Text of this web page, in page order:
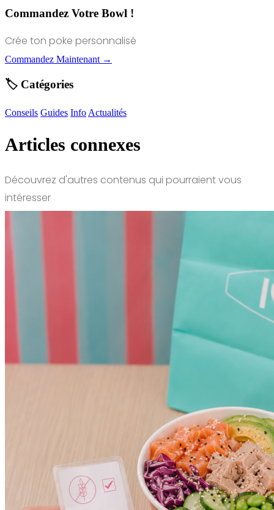
Commandez Votre Bowl !
Crée ton poke personnalisé
Commandez Maintenant →
🏷️ Catégories
Conseils Guides Info Actualités
Articles connexes
Découvrez d'autres contenus qui pourraient vous
intéresser